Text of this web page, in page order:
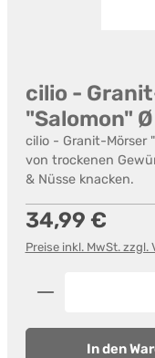
cilio -
"Salomon"
cilio - Granit-Mörser
von trockenen
& Nüsse knacken.
Regulärer Preis:
34,99 €
Preise inkl. MwSt. zzgl.
Produkt
In den